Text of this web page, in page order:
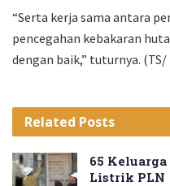
“Serta kerja sama antara
pencegahan kebakaran
dengan baik,” tuturnya. (TS/
Related Posts
65
Listrik PLN